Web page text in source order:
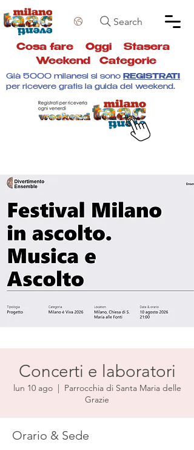
Search
Cosa fare Oggi Stasera
Weekend
Categorie
Già 5000 milanesi si sono REGISTRATI
per ricevere gratis la guida del weekend.
Concerti e laboratori
lun 10 ago
  |
Parrocchia di Santa Maria delle
Grazie
Orario & Sede